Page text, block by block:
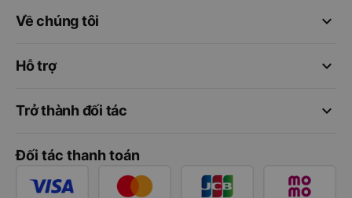
keyboard_arrow_down
Về chúng tôi
keyboard_arrow_down
Hỗ trợ
keyboard_arrow_down
Trở thành đối tác
Đối tác thanh toán